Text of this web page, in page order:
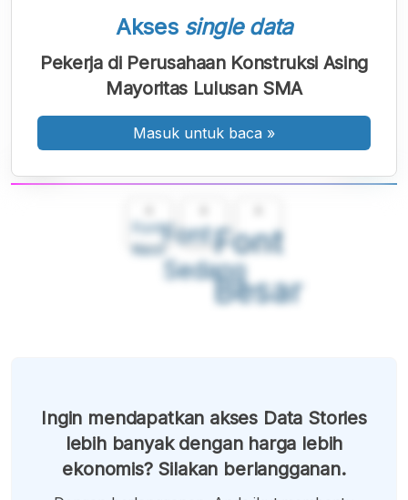
Font
Kecil
Font
Sedang
Font
Besar
Akses single data
Pekerja di Perusahaan Konstruksi Asing
Mayoritas Lulusan SMA
Masuk untuk baca »
Ingin mendapatkan akses Data Stories
lebih banyak dengan harga lebih
ekonomis? Silakan berlangganan.